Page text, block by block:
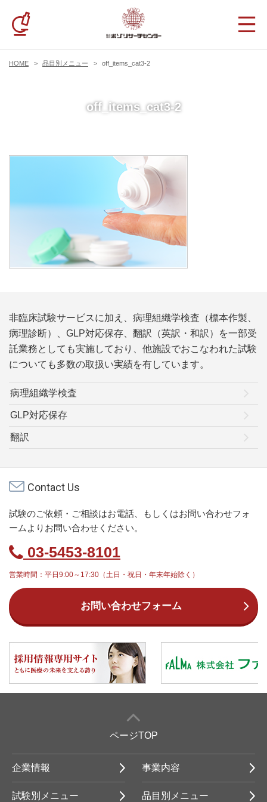
HOME 品目別メニュー off_items_cat3-2
off_items_cat3-2
非臨床試験サービスに加え、病理組織学検査（標本作製、
病理診断）、GLP対応保存、翻訳（英訳・和訳）を一部受
託業務としても実施しており、他施設でおこなわれた試験
についても多数の取扱い実績を有しています。
病理組織学検査
GLP対応保存
翻訳
Contact Us
試験のご依頼・ご相談はお電話、もしくはお問い合わせフォ
ームよりお問い合わせください。
03-5453-8101
営業時間：平日9:00～17:30（土日・祝日・年末年始除く）
お問い合わせフォーム
ページTOP
企業情報 事業内容
試験別メニュー 品目別メニュー